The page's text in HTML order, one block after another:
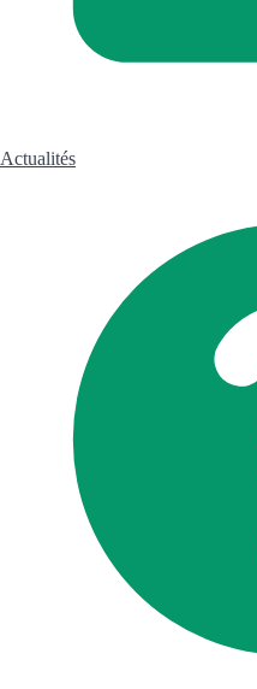
Actualités